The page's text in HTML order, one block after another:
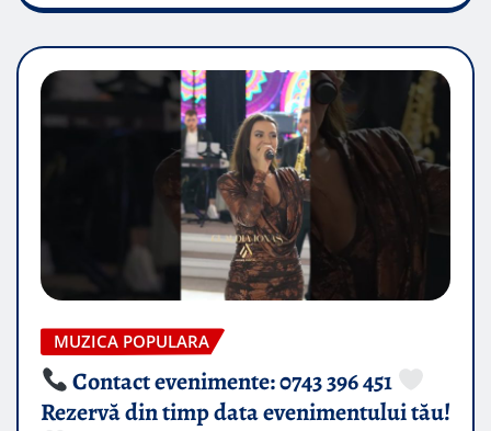
MUZICA POPULARA
Contact evenimente: 0743 396 451
Rezervă din timp data evenimentului tău!